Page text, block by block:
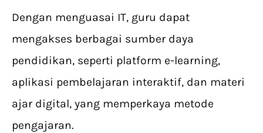
Dengan menguasai IT, guru dapat
mengakses berbagai sumber daya
pendidikan, seperti platform e-learning,
aplikasi pembelajaran interaktif, dan materi
ajar digital, yang memperkaya metode
pengajaran.